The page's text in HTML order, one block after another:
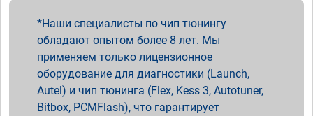
Наши специалисты по чип тюнингу
обладают опытом более 8 лет. Мы
применяем только лицензионное
оборудование для диагностики (Launch,
Autel) и чип тюнинга (Flex, Kess 3, Autotuner,
Bitbox, PCMFlash), что гарантирует